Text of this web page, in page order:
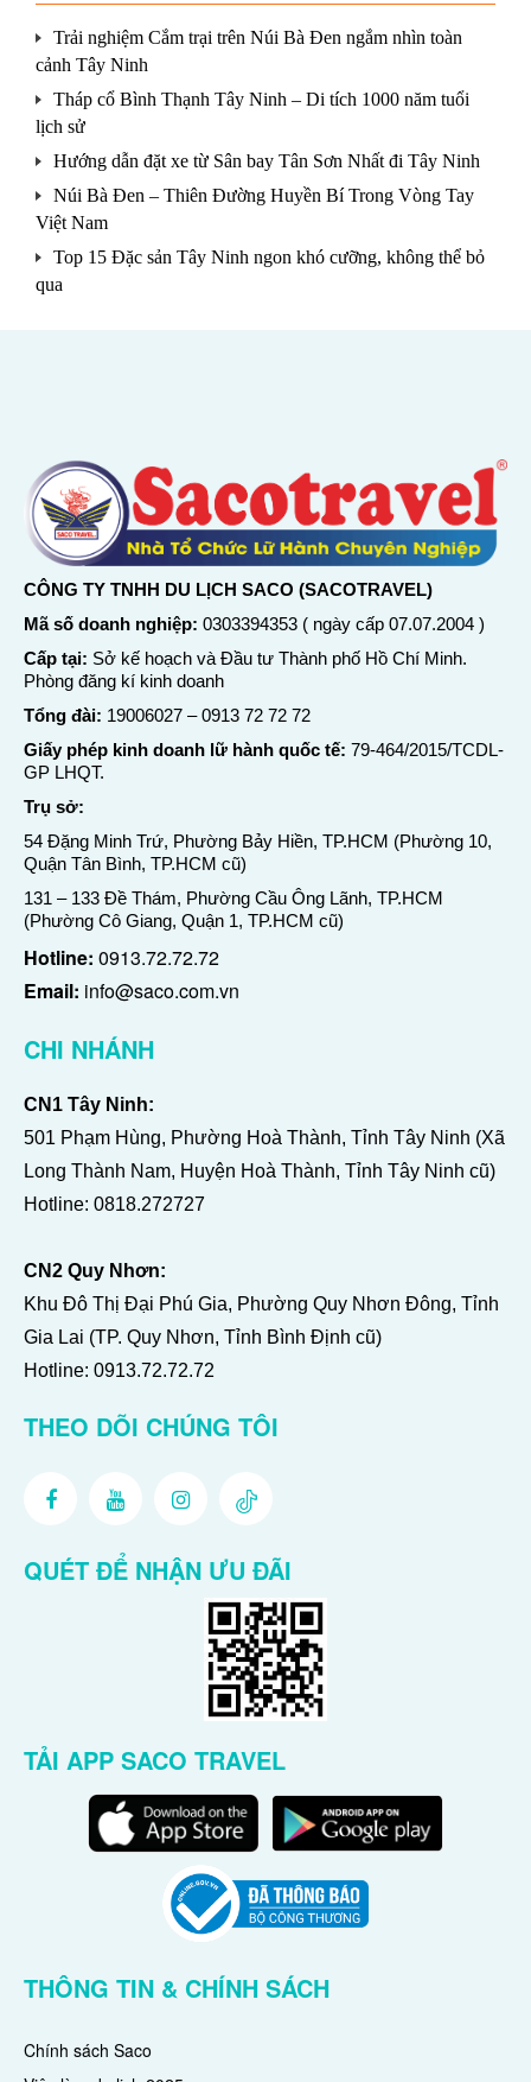
Trải nghiệm Cắm trại trên Núi Bà Đen ngắm nhìn toàn
cảnh Tây Ninh
Tháp cổ Bình Thạnh Tây Ninh – Di tích 1000 năm tuổi
lịch sử
Hướng dẫn đặt xe từ Sân bay Tân Sơn Nhất đi Tây Ninh
Núi Bà Đen – Thiên Đường Huyền Bí Trong Vòng Tay
Việt Nam
Top 15 Đặc sản Tây Ninh ngon khó cưỡng, không thể bỏ
qua
CÔNG TY TNHH DU LỊCH SACO (SACOTRAVEL)
Mã số doanh nghiệp: 0303394353 ( ngày cấp 07.07.2004 )
Cấp tại: Sở kế hoạch và Đầu tư Thành phố Hồ Chí Minh.
Phòng đăng kí kinh doanh
Tổng đài: 19006027 –0913 72 72 72
Giấy phép kinh doanh lữ hành quốc tế: 79-464/2015/TCDL-
GP LHQT.
Trụ sở:
54 Đặng Minh Trứ, Phường Bảy Hiền, TP.HCM (Phường 10,
Quận Tân Bình, TP.HCM cũ)
131 – 133 Đề Thám, Phường Cầu Ông Lãnh, TP.HCM
(Phường Cô Giang, Quận 1, TP.HCM cũ)
Hotline: 0913.72.72.72
Email: info@saco.com.vn
CHI NHÁNH
CN1 Tây Ninh:
501 Phạm Hùng, Phường Hoà Thành, Tỉnh Tây Ninh (Xã
Long Thành Nam, Huyện Hoà Thành, Tỉnh Tây Ninh cũ)
Hotline: 0818.272727
CN2 Quy Nhơn:
Khu Đô Thị Đại Phú Gia, Phường Quy Nhơn Đông, Tỉnh
Gia Lai (TP. Quy Nhơn, Tỉnh Bình Định cũ)
Hotline: 0913.72.72.72
THEO DÕI CHÚNG TÔI
QUÉT ĐỂ NHẬN ƯU ĐÃI
TẢI APP SACO TRAVEL
THÔNG TIN & CHÍNH SÁCH
Chính sách Saco